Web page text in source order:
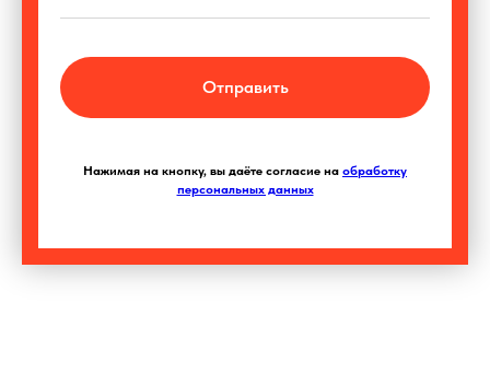
Отправить
Нажимая на кнопку, вы даёте согласие на обработку
персональных данных